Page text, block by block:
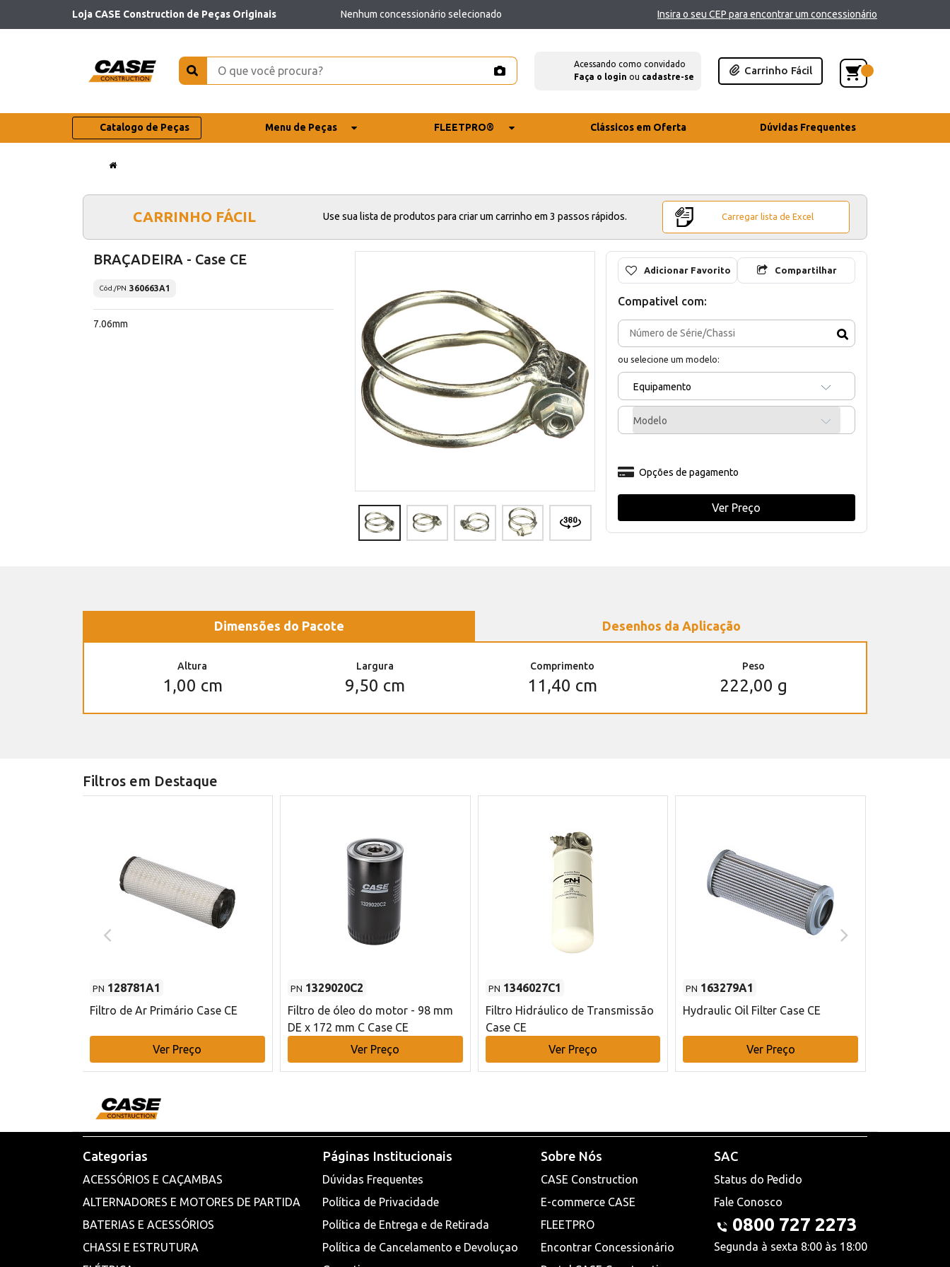
Loja CASE Construction de Peças Originais Nenhum concessionário selecionado Insira o seu CEP para encontrar um concessionário
Acessando como convidado
Faça o login ou cadastre-se
Carrinho Fácil
Catalogo de Peças Menu de Peças FLEETPRO® Clássicos em Oferta Dúvidas Frequentes
CARRINHO FÁCIL Use sua lista de produtos para criar um carrinho em 3 passos rápidos. Carregar lista de Excel
BRAÇADEIRA - Case CE
Cód./PN 360663A1
7.06mm
Adicionar Favorito Compartilhar
Compativel com:
ou selecione um modelo:
Equipamento
Modelo
Opções de pagamento
Ver Preço
Dimensões do Pacote Desenhos da Aplicação
Altura
1,00 cm
Largura
9,50 cm
Comprimento
11,40 cm
Peso
222,00 g
Filtros em Destaque
PN 128781A1
Filtro de Ar Primário Case CE
Ver Preço
PN 1329020C2
Filtro de óleo do motor - 98 mm
DE x 172 mm C Case CE
Ver Preço
PN 1346027C1
Filtro Hidráulico de Transmissão
Case CE
Ver Preço
PN 163279A1
Hydraulic Oil Filter Case CE
Ver Preço
Categorias
ACESSÓRIOS E CAÇAMBAS
ALTERNADORES E MOTORES DE PARTIDA
BATERIAS E ACESSÓRIOS
CHASSI E ESTRUTURA
Páginas Institucionais
Dúvidas Frequentes
Política de Privacidade
Política de Entrega e de Retirada
Política de Cancelamento e Devoluçao
Sobre Nós
CASE Construction
E-commerce CASE
FLEETPRO
Encontrar Concessionário
SAC
Status do Pedido
Fale Conosco
0800 727 2273
Segunda à sexta 8:00 às 18:00